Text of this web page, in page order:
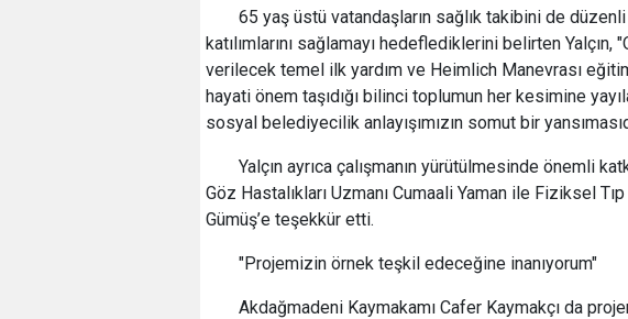
65 yaş üstü vatandaşların sağlık takibini de
katılımlarını sağlamayı hedeflediklerini belirten Yalçın,
verilecek temel ilk yardım ve Heimlich Manevrası
hayati önem taşıdığı bilinci toplumun her kesimine
sosyal belediyecilik anlayışımızın somut bir
Yalçın ayrıca çalışmanın yürütülmesinde önemli
Göz Hastalıkları Uzmanı Cumaali Yaman ile Fiziksel
Gümüş’e teşekkür etti.
"Projemizin örnek teşkil edeceğine inanıyorum"
Akdağmadeni Kaymakamı Cafer Kaymakçı da